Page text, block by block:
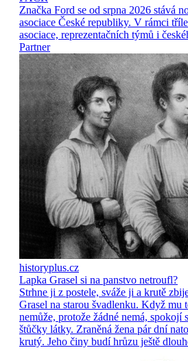
Značka Ford se od srpna 2026 stává
asociace České republiky. V rámci
asociace, reprezentačních týmů i
Partner
historyplus.cz
Lapka Grasel si na panstvo netroufl?
Strhne ji z postele, sváže ji a krutě
Grasel na starou švadlenku. Když mu
nemůže, protože žádné nemá,
štůčky látky. Zraněná žena pár dní
krutý. Jeho činy budí hrůzu ještě